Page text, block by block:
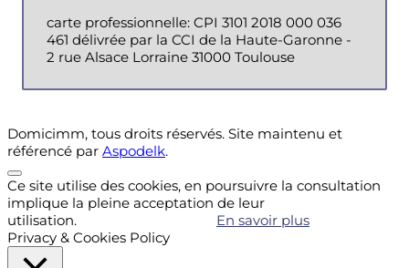
carte professionnelle: CPI 3101 2018 000 036
461 délivrée par la CCI de la Haute-Garonne -
2 rue Alsace Lorraine 31000 Toulouse
Domicimm, tous droits réservés. Site maintenu et
référencé par Aspodelk.
Ce site utilise des cookies, en poursuivre la consultation
implique la pleine acceptation de leur
utilisation.
En savoir plus
Privacy & Cookies Policy